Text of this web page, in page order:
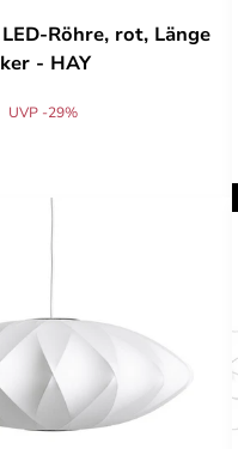
Röhre, rot, Länge
- HAY
UVP -29%